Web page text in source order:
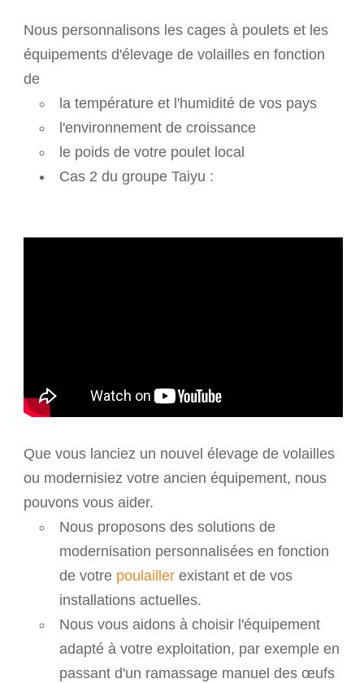
Nous personnalisons les cages à poulets et les
équipements d'élevage de volailles en fonction
de
la température et l'humidité de vos pays
l'environnement de croissance
le poids de votre poulet local
Cas 2 du groupe Taiyu :
Que vous lanciez un nouvel élevage de volailles
ou modernisiez votre ancien équipement, nous
pouvons vous aider.
Nous proposons des solutions de
modernisation personnalisées en fonction
de votre poulailler existant et de vos
installations actuelles.
Nous vous aidons à choisir l'équipement
adapté à votre exploitation, par exemple en
passant d'un ramassage manuel des œufs